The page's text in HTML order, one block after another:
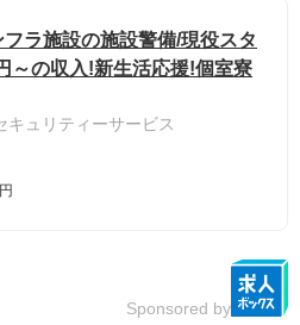
ラ施設の施設警備/現役スタ
～の収入!新生活応援!個室寮
ュリティーサービス
Sponsored by